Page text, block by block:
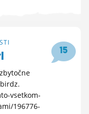
15
vsetkom-
196776-